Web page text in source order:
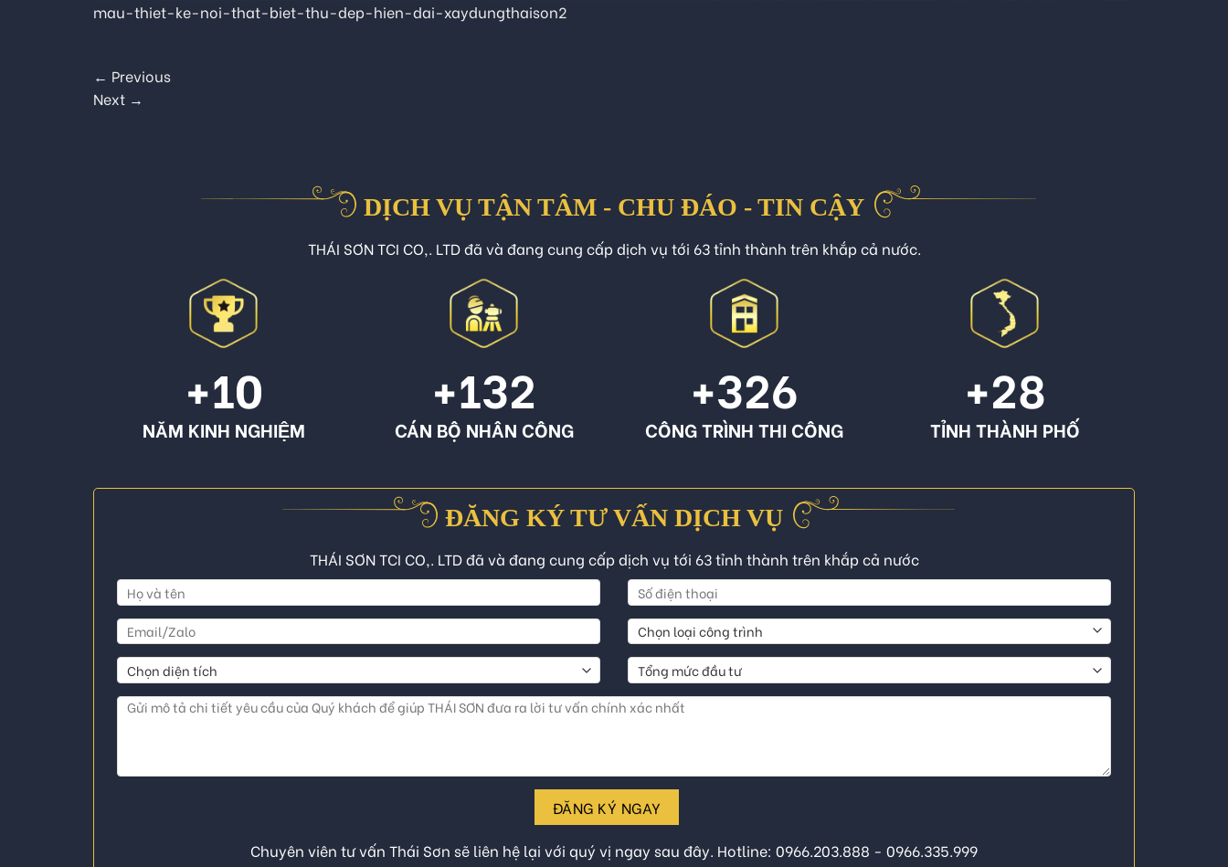
mau-thiet-ke-noi-that-biet-thu-dep-hien-dai-xaydungthaison2
← Previous
Next →
DỊCH VỤ TẬN TÂM - CHU ĐÁO - TIN CẬY
THÁI SƠN TCI CO,. LTD đã và đang cung cấp dịch vụ tới 63 tỉnh thành trên khắp cả nước.
+10
NĂM KINH NGHIỆM
+132
CÁN BỘ NHÂN CÔNG
+326
CÔNG TRÌNH THI CÔNG
+28
TỈNH THÀNH PHỐ
ĐĂNG KÝ TƯ VẤN DỊCH VỤ
THÁI SƠN TCI CO,. LTD đã và đang cung cấp dịch vụ tới 63 tỉnh thành trên khắp cả nước
ĐĂNG KÝ NGAY
Chuyên viên tư vấn Thái Sơn sẽ liên hệ lại với quý vị ngay sau đây. Hotline: 0966.203.888 - 0966.335.999